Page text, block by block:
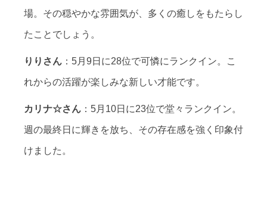
場。その穏やかな雰囲気が、多くの癒しをもたらし
たことでしょう。
りりさん ：5月9日に28位で可憐にランクイン。こ
れからの活躍が楽しみな新しい才能です。
カリナ☆さん ：5月10日に23位で堂々ランクイン。
週の最終日に輝きを放ち、その存在感を強く印象付
けました。